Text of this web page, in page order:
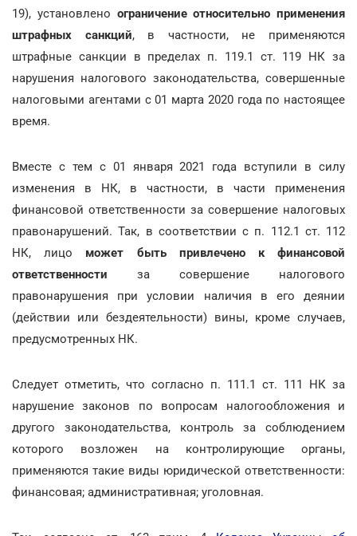
19), установлено ограничение относительно применения
штрафных санкций, в частности, не применяются
штрафные санкции в пределах п. 119.1 ст. 119 НК за
нарушения налогового законодательства, совершенные
налоговыми агентами с 01 марта 2020 года по настоящее
время.
Вместе с тем с 01 января 2021 года вступили в силу
изменения в НК, в частности, в части применения
финансовой ответственности за совершение налоговых
правонарушений. Так, в соответствии с п. 112.1 ст. 112
НК, лицо может быть привлечено к финансовой
ответственности за совершение налогового
правонарушения при условии наличия в его деянии
(действии или бездеятельности) вины, кроме случаев,
предусмотренных НК.
Следует отметить, что согласно п. 111.1 ст. 111 НК за
нарушение законов по вопросам налогообложения и
другого законодательства, контроль за соблюдением
которого возложен на контролирующие органы,
применяются такие виды юридической ответственности:
финансовая; административная; уголовная.